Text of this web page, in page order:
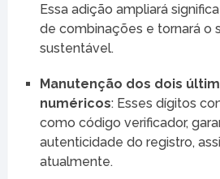
Essa adição ampliará
de combinações e tornará o
sustentável.
Manutenção dos dois
numéricos: Esses dígitos
como código verificador,
autenticidade do registro,
atualmente.